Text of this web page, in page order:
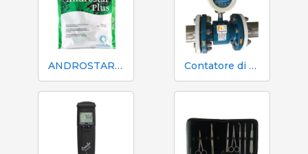
ANDROSTAR PLUS 47 g / 100 L - Prolungatore di sperma a lunga durata Contatore di volume e azoto Mecaniques Segalés DN150